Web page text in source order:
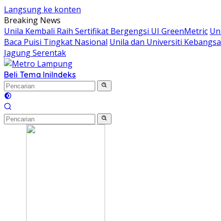
Langsung ke konten
Breaking News
Unila Kembali Raih Sertifikat Bergengsi UI GreenMetric
Baca Puisi Tingkat Nasional Unila dan Universiti
Jagung Serentak
Beli Tema IniIndeks